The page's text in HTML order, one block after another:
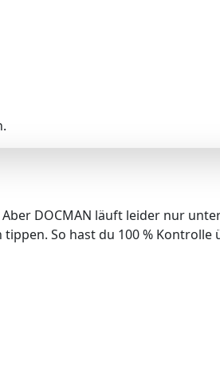
DOCMAN läuft leider nur
So hast du 100 %